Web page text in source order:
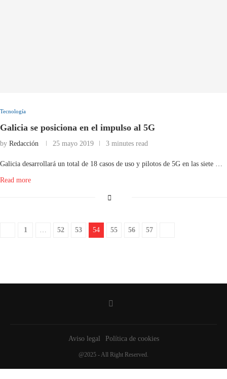
Tecnología
Galicia se posiciona en el impulso al 5G
by Redacción 25 mayo 2019 3 minutes read
Galicia desarrollará un total de 18 casos de uso y pilotos de 5G en las siete …
Read more
1 52 53 54 55 56 57
Aviso legal Política de cookies
@2025 - All Right Reserved.